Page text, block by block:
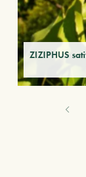
ZIZIPHUS